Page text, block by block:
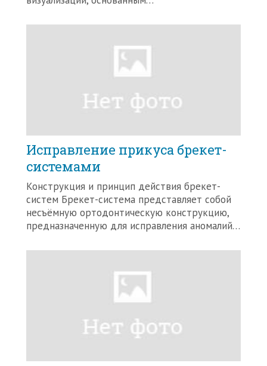
Исправление прикуса брекет-
системами
Конструкция и принцип действия брекет-
систем Брекет-система представляет собой
несъёмную ортодонтическую конструкцию,
предназначенную для исправления аномалий…